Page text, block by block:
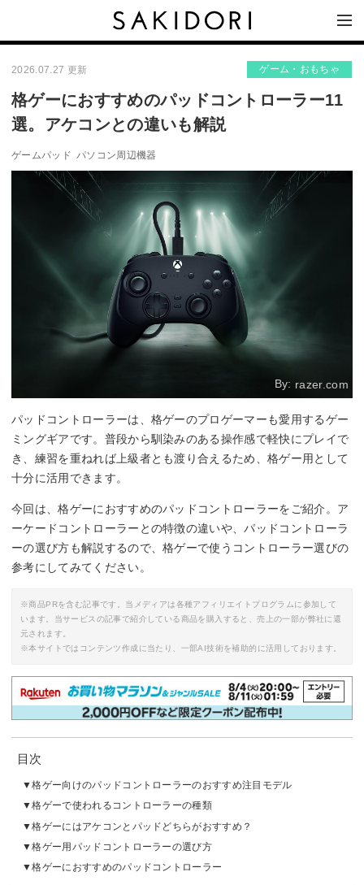
2026.07.27 更新 ゲーム・おもちゃ
格ゲーにおすすめのパッドコントローラー11
選。アケコンとの違いも解説
ゲームパッド パソコン周辺機器
By: razer.com
パッドコントローラーは、格ゲーのプロゲーマーも愛用するゲー
ミングギアです。普段から馴染みのある操作感で軽快にプレイで
き、練習を重ねれば上級者とも渡り合えるため、格ゲー用として
十分に活用できます。
今回は、格ゲーにおすすめのパッドコントローラーをご紹介。ア
ーケードコントローラーとの特徴の違いや、パッドコントローラ
ーの選び方も解説するので、格ゲーで使うコントローラー選びの
参考にしてみてください。
※商品PRを含む記事です。当メディアは各種アフィリエイトプログラムに参加して
います。当サービスの記事で紹介している商品を購入すると、売上の一部が弊社に還
元されます。
※本サイトではコンテンツ作成に当たり、一部AI技術を補助的に活用しております。
目次
格ゲー向けのパッドコントローラーのおすすめ注目モデル
格ゲーで使われるコントローラーの種類
格ゲーにはアケコンとパッドどちらがおすすめ？
格ゲー用パッドコントローラーの選び方
格ゲーにおすすめのパッドコントローラー